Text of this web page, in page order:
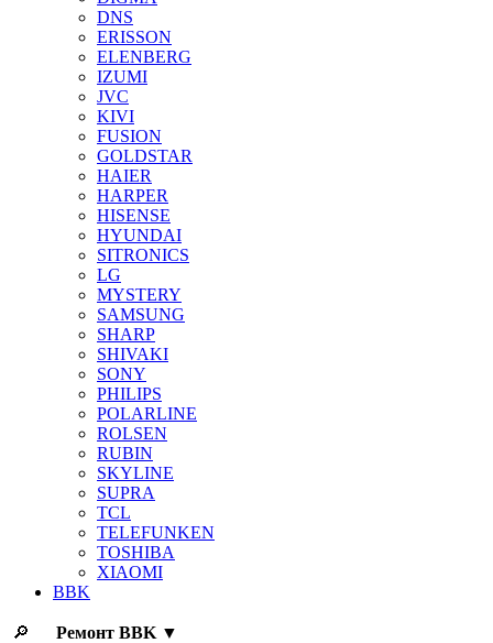
DNS
ERISSON
ELENBERG
IZUMI
JVC
KIVI
FUSION
GOLDSTAR
HAIER
HARPER
HISENSE
HYUNDAI
SITRONICS
LG
MYSTERY
SAMSUNG
SHARP
SHIVAKI
SONY
PHILIPS
POLARLINE
ROLSEN
RUBIN
SKYLINE
SUPRA
TCL
TELEFUNKEN
TOSHIBA
XIAOMI
BBK
🔎 Ремонт BBK ▼